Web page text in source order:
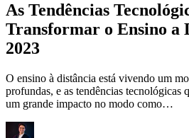
As Tendências
Transformar o Ensino a
2023
O ensino à distância está vivendo um
profundas, e as tendências tecnológicas
um grande impacto no modo como…